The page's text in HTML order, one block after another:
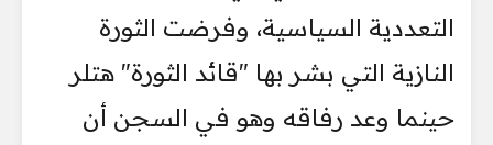
التعددية السياسية، وفرضت الثورة
النازية التي بشر بها "قائد الثورة" هتلر
حينما وعد رفاقه وهو في السجن أن